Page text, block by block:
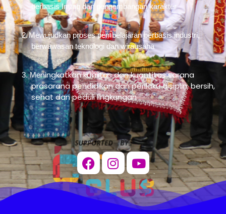
berbasis Imtaq dan pengembangan karakter
2.Mewujudkan proses pembelajaran berbasis industri,
berwawasan teknologi dan wirausaha
3. Meningkatkan kualitas dan kuantitas sarana
prasarana pendidikan dan perilaku disiplin, bersih,
sehat dan peduli lingkungan